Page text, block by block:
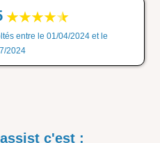
entre le 01/04/2024 et le
2024
c'est :